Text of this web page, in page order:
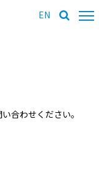
EN
合わせください。